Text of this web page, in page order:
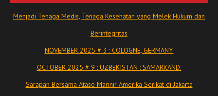
Menjadi Tenaga Medis, Tenaga Kesehatan yang Melek Hukum dan
Berintegritas
NOVEMBER 2025 # 3 : COLOGNE, GERMANY.
OCTOBER 2025 # 9 : UZBEKISTAN : SAMARKAND.
Sarapan Bersama Atase Marinir Amerika Serikat di Jakarta